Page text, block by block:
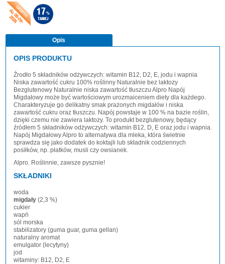
do 08-08-
2026
17 %
TANIEJ
Opis
OPIS PRODUKTU
Źrodło 5 składników odżywczych: witamin B12, D2, E, jodu i wapnia
Niska zawartość cukru 100% roślinny Naturalnie bez laktozy
Bezglutenowy Naturalnie niska zawartość tłuszczu Alpro Napój
Migdałowy może być wartościowym urozmaiceniem diety dla każdego.
Charakteryzuje go delikatny smak prażonych migdałów i niska
zawartość cukru oraz tłuszczu. Napój powstaje w 100 % na bazie roślin,
dzięki czemu nie zawiera laktozy. To produkt bezglutenowy, będący
źródłem 5 składników odżywczych: witamin B12, D, E oraz jodu i wapnia.
Napój Migdałowy Alpro to alternatywa dla mleka, która świetnie
sprawdza się jako dodatek do koktajli lub składnik codziennych
posiłków, np. płatków, musli czy owsianek.
Alpro. Roślinnie, zawsze pysznie!
SKŁADNIKI
woda
migdały(2,3 %)
cukier
wapń
sól morska
stabilizatory (guma guar, guma gellan)
naturalny aromat
emulgator (lecytyny)
jod
witaminy: B12, D2, E